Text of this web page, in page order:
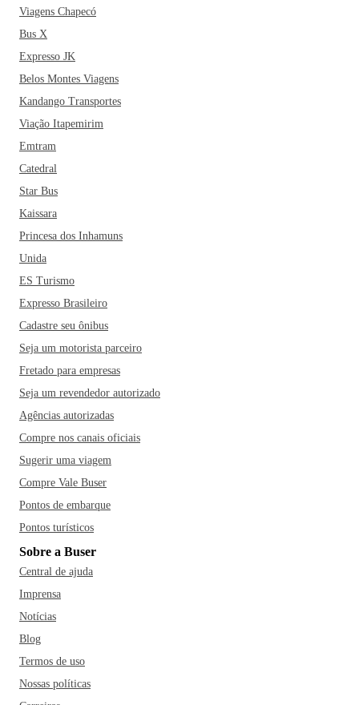
Viagens Chapecó
Bus X
Expresso JK
Belos Montes Viagens
Kandango Transportes
Viação Itapemirim
Emtram
Catedral
Star Bus
Kaissara
Princesa dos Inhamuns
Unida
ES Turismo
Expresso Brasileiro
Cadastre seu ônibus
Seja um motorista parceiro
Fretado para empresas
Seja um revendedor autorizado
Agências autorizadas
Compre nos canais oficiais
Sugerir uma viagem
Compre Vale Buser
Pontos de embarque
Pontos turísticos
Sobre a Buser
Central de ajuda
Imprensa
Notícias
Blog
Termos de uso
Nossas políticas